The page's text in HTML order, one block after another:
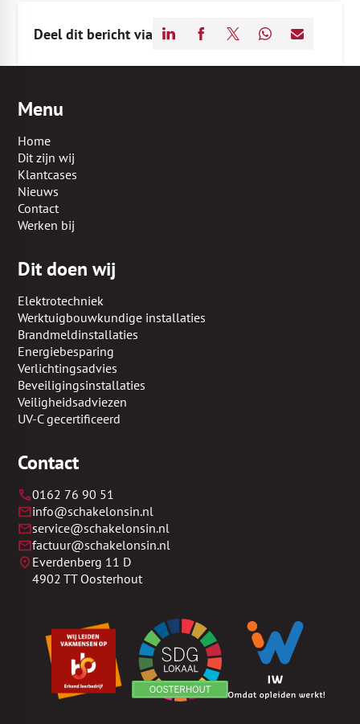
Deel dit bericht via
Menu
Home
Dit zijn wij
Klantcases
Nieuws
Contact
Werken bij
Dit doen wij
Elektrotechniek
Werktuigbouwkundige installaties
Brandmeldinstallaties
Energiebesparing
Verlichtingsadvies
Beveiligingsinstallaties
Veiligheidsadviezen
UV-C gecertificeerd
Contact
0162 76 90 51
info@schakelonsin.nl
​service@schakelonsin.nl
​factuur@schakelonsin.nl
Everdenberg 11 D
4902 TT Oosterhout